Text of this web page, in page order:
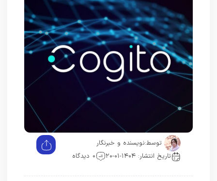
توسط: نویسنده و خبرنگار
تاریخ انتشار: ۱۴۰۴-۰۱-۲۰
0 دیدگاه